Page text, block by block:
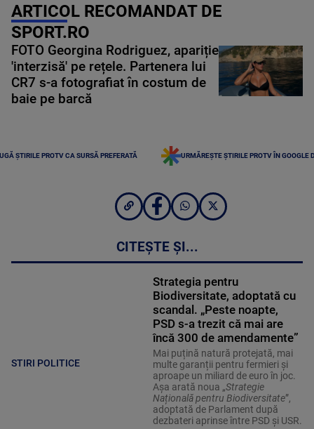
ARTICOL RECOMANDAT DE
SPORT.RO
FOTO Georgina Rodriguez, apariție
'interzisă' pe rețele. Partenera lui
CR7 s-a fotografiat în costum de
baie pe barcă
ȘTIRILE PROTV CA SURSĂ PREFERATĂ URMĂREȘTE ȘTIRILE PROTV ÎN GOOGLE
CITEȘTE ȘI...
STIRI POLITICE
Strategia pentru
Biodiversitate, adoptată cu
scandal. „Peste noapte,
PSD s-a trezit că mai are
încă 300 de amendamente”
Mai puțină natură protejată, mai
multe garanții pentru fermieri și
aproape un miliard de euro în joc.
Așa arată noua „Strategie
Națională pentru Biodiversitate”,
adoptată de Parlament după
dezbateri aprinse între PSD și USR.